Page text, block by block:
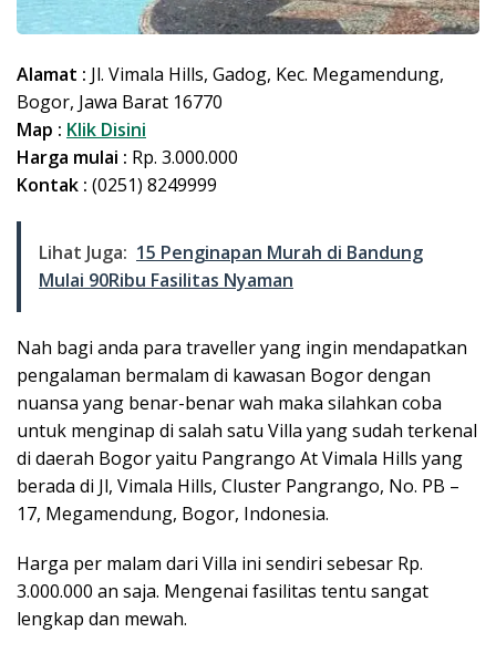
Alamat : Jl. Vimala Hills, Gadog, Kec. Megamendung,
Bogor, Jawa Barat 16770
Map : Klik Disini
Harga mulai : Rp. 3.000.000
Kontak : (0251) 8249999
Lihat Juga: 15 Penginapan Murah di Bandung
Mulai 90Ribu Fasilitas Nyaman
Nah bagi anda para traveller yang ingin mendapatkan
pengalaman bermalam di kawasan Bogor dengan
nuansa yang benar-benar wah maka silahkan coba
untuk menginap di salah satu Villa yang sudah terkenal
di daerah Bogor yaitu Pangrango At Vimala Hills yang
berada di Jl, Vimala Hills, Cluster Pangrango, No. PB –
17, Megamendung, Bogor, Indonesia.
Harga per malam dari Villa ini sendiri sebesar Rp.
3.000.000 an saja. Mengenai fasilitas tentu sangat
lengkap dan mewah.